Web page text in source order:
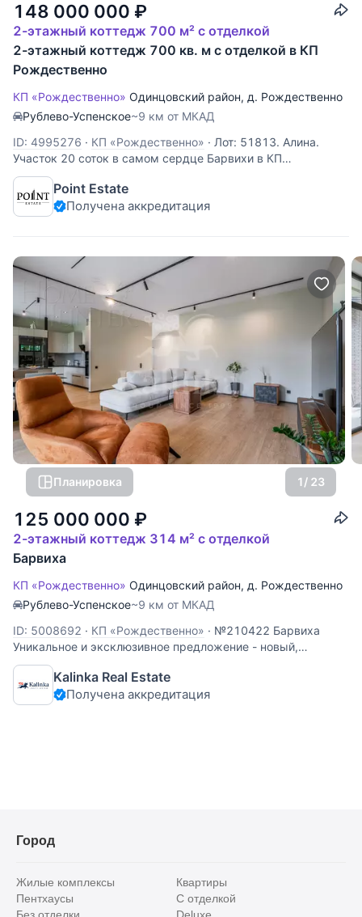
148 000 000 ₽
2-этажный коттедж 700 м² с отделкой
2-этажный коттедж 700 кв. м с отделкой в КП
Рождественно
КП «Рождественно» Одинцовский район, д. Рождественно
Рублево-Успенское~9 км от МКАД
ID: 4995276 · КП «Рождественно» · Лот: 51813. Алина.
Участок 20 соток в самом сердце Барвихи в КП
Рождественно. Охраняемый обжитой поселок, вековые
сосны и ели, удаленность от дорог обеспечивает
максимальную тишину и приватность. На участке
Point Estate
Получена аккредитация
Планировка 1/ 23
125 000 000 ₽
2-этажный коттедж 314 м² с отделкой
Барвиха
КП «Рождественно» Одинцовский район, д. Рождественно
Рублево-Успенское~9 км от МКАД
ID: 5008692 · КП «Рождественно» · №210422 Барвиха
Уникальное и эксклюзивное предложение - новый,
современный, готовый к проживанию дом в Барвихе!
Комплекс состоит из двух строений - основной дом 264
кв.м. и гостевой дом-баня 50 кв.м, расположенных на
Kalinka Real Estate
Получена аккредитация
Город
Жилые комплексы
Квартиры
Пентхаусы
С отделкой